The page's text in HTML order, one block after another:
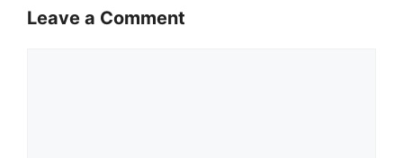
Leave a Comment